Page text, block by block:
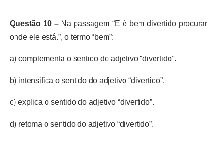
Questão 10 – Na passagem “E é bemdivertido procurar
onde ele está.”, o termo “bem”:
a) complementa o sentido do adjetivo “divertido”.
b) intensifica o sentido do adjetivo “divertido”.
c) explica o sentido do adjetivo “divertido”.
d) retoma o sentido do adjetivo “divertido”.